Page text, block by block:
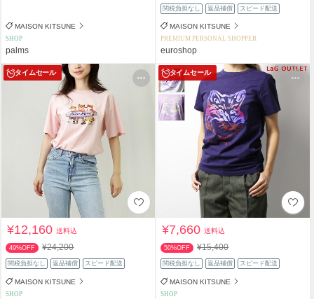
MAISON KITSUNE
SHOP
palms
関税負担なし 返品補償 スピード配送
MAISON KITSUNE
PREMIUM PERSONAL SHOPPER
euroshop
タイムセール
¥12,160送料込
49%OFF ¥24,200
関税負担なし 返品補償 スピード配送
MAISON KITSUNE
SHOP
タイムセール
¥7,660送料込
50%OFF ¥15,400
関税負担なし 返品補償 スピード配送
MAISON KITSUNE
SHOP